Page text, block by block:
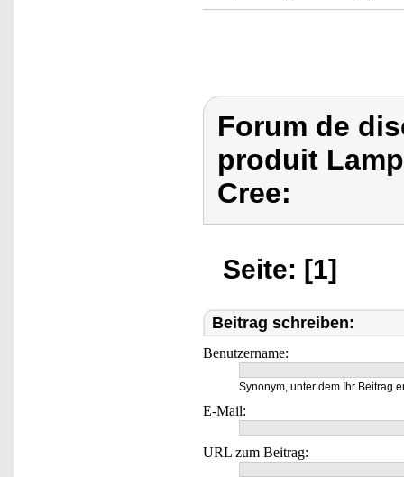
Forum de
produit
Cree:
Seite: [1]
Beitrag schreiben:
Benutzername:
Synonym, unter dem Ihr Beitrag
E-Mail:
URL zum Beitrag: